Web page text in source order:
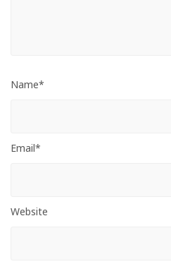
Name*
Email*
Website